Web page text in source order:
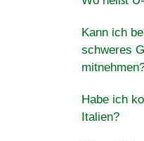
Kann ich
schweres
Habe ich
Italien?